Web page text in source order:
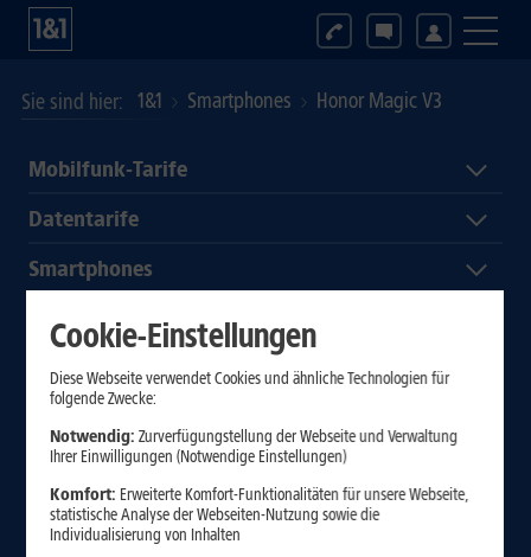
Sie sind hier 1&1 Smartphones Honor Magic V3
Mobilfunk-Tarife
Datentarife
Smartphones
Tablets & Laptops
Nachhaltigkeit
Cookie-Einstellungen
Diese Webseite verwendet Cookies und ähnliche Technologien für
folgende Zwecke:
Notwendig: Zurverfügungstellung der Webseite und Verwaltung
Ihrer Einwilligungen (Notwendige Einstellungen)
Komfort: Erweiterte Komfort-Funktionalitäten für unsere Webseite,
statistische Analyse der Webseiten-Nutzung sowie die
Individualisierung von Inhalten